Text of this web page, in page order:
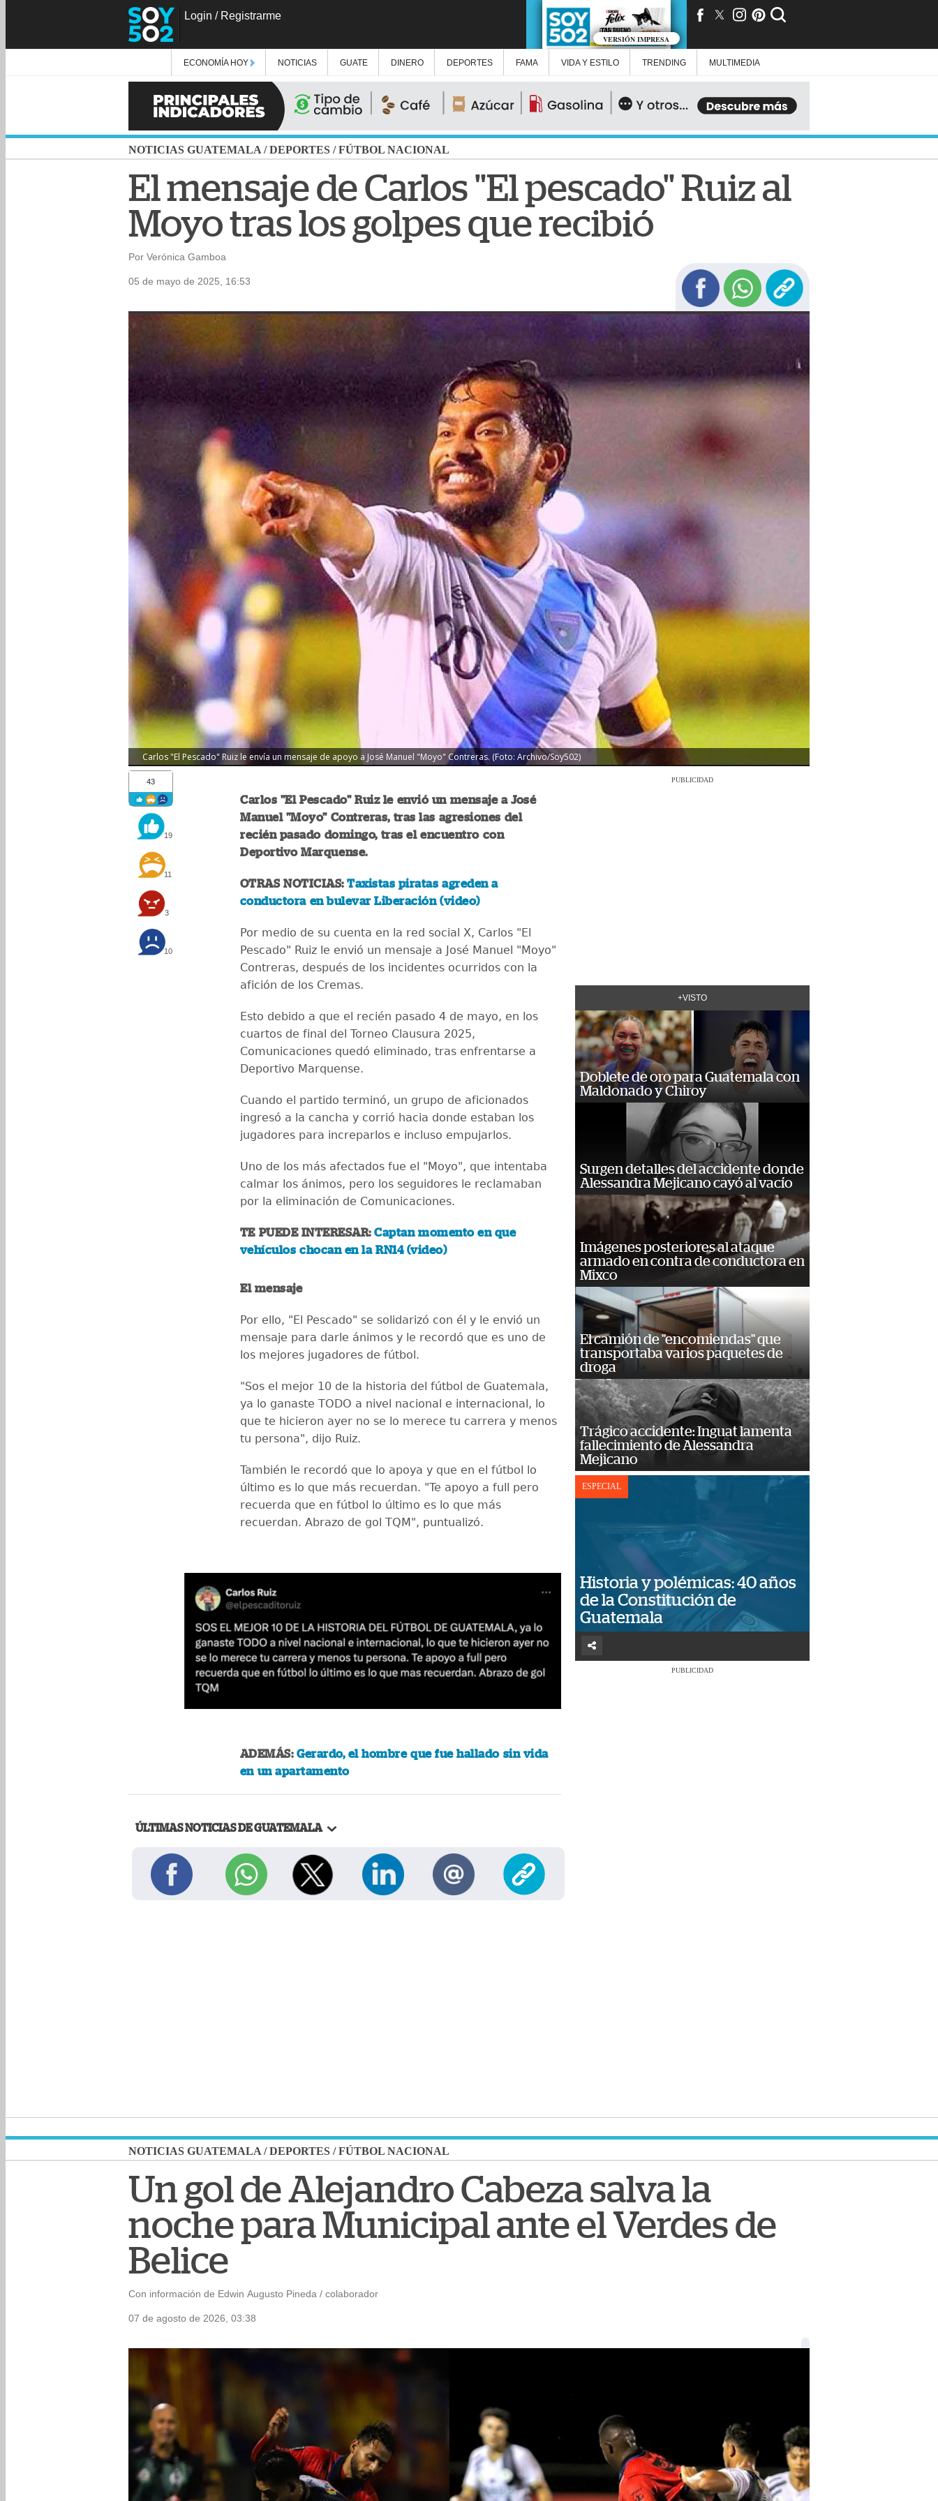
Login / Registrarme
VERSIÓN IMPRESA
ECONOMÍA HOY NOTICIAS GUATE DINERO DEPORTES FAMA VIDA Y ESTILO TRENDING MULTIMEDIA
NOTICIAS GUATEMALA /DEPORTES /FÚTBOL NACIONAL
El mensaje de Carlos "El pescado" Ruiz al
Moyo tras los golpes que recibió
Por Verónica Gamboa
05 de mayo de 2025, 16:53
Carlos "El Pescado" Ruiz le envía un mensaje de apoyo a José Manuel "Moyo" Contreras. (Foto: Archivo/Soy502)
43
19
11
3
10
Carlos "El Pescado" Ruiz le envió un mensaje a José
Manuel "Moyo" Contreras, tras las agresiones del
recién pasado domingo, tras el encuentro con
Deportivo Marquense.
OTRAS NOTICIAS:Taxistas piratas agreden a
conductora en bulevar Liberación (video)
Por medio de su cuenta en la red social X, Carlos "El
Pescado" Ruiz le envió un mensaje a José Manuel "Moyo"
Contreras, después de los incidentes ocurridos con la
afición de los Cremas.
Esto debido a que el recién pasado 4 de mayo, en los
cuartos de final del Torneo Clausura 2025,
Comunicaciones quedó eliminado, tras enfrentarse a
Deportivo Marquense.
Cuando el partido terminó, un grupo de aficionados
ingresó a la cancha y corrió hacia donde estaban los
jugadores para increparlos e incluso empujarlos.
Uno de los más afectados fue el "Moyo", que intentaba
calmar los ánimos, pero los seguidores le reclamaban
por la eliminación de Comunicaciones.
TE PUEDE INTERESAR:Captan momento en que
vehículos chocan en la RN14 (video)
El mensaje
Por ello, "El Pescado" se solidarizó con él y le envió un
mensaje para darle ánimos y le recordó que es uno de
los mejores jugadores de fútbol.
"Sos el mejor 10 de la historia del fútbol de Guatemala,
ya lo ganaste TODO a nivel nacional e internacional, lo
que te hicieron ayer no se lo merece tu carrera y menos
tu persona", dijo Ruiz.
También le recordó que lo apoya y que en el fútbol lo
último es lo que más recuerdan. "Te apoyo a full pero
recuerda que en fútbol lo último es lo que más
recuerdan. Abrazo de gol TQM", puntualizó.
ADEMÁS:Gerardo, el hombre que fue hallado sin vida
en un apartamento
ÚLTIMAS NOTICIAS DE GUATEMALA
PUBLICIDAD
+VISTO
Doblete de oro para Guatemala con
Maldonado y Chiroy
Surgen detalles del accidente donde
Alessandra Mejicano cayó al vacío
Imágenes posteriores al ataque
armado en contra de conductora en
Mixco
El camión de "encomiendas" que
transportaba varios paquetes de
droga
Trágico accidente: Inguat lamenta
fallecimiento de Alessandra
Mejicano
ESPECIAL
Historia y polémicas: 40 años
de la Constitución de
Guatemala
PUBLICIDAD
NOTICIAS GUATEMALA /DEPORTES /FÚTBOL NACIONAL
Un gol de Alejandro Cabeza salva la
noche para Municipal ante el Verdes de
Belice
Con información de Edwin Augusto Pineda / colaborador
07 de agosto de 2026, 03:38